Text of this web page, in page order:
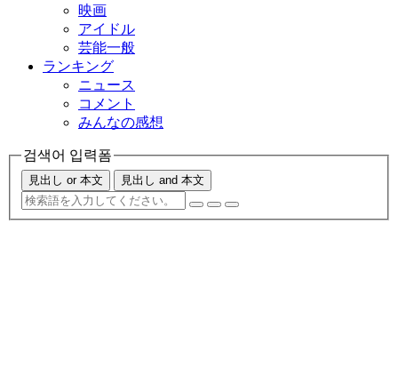
映画
アイドル
芸能一般
ランキング
ニュース
コメント
みんなの感想
검색어 입력폼
見出し or 本文 見出し and 本文